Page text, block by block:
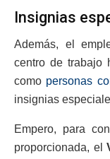
Insignias
Además, el
centro de trabajo
como personas
insignias
Empero, para
proporcionada, el